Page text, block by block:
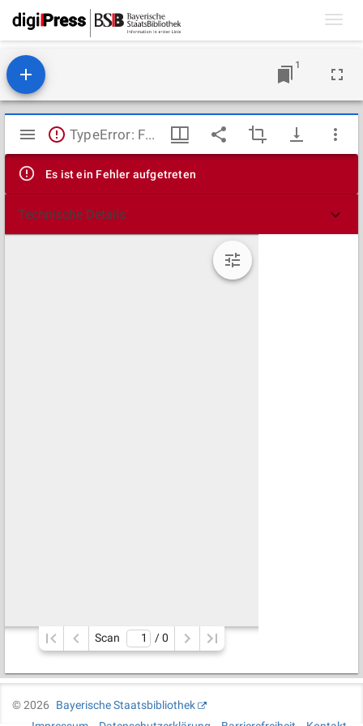
1
Mirador
Viewer
TypeError: Failed to fetch
Es ist ein Fehler aufgetreten
Technische Details
Scan / 0
©2026
Bayerische Staatsbibliothek